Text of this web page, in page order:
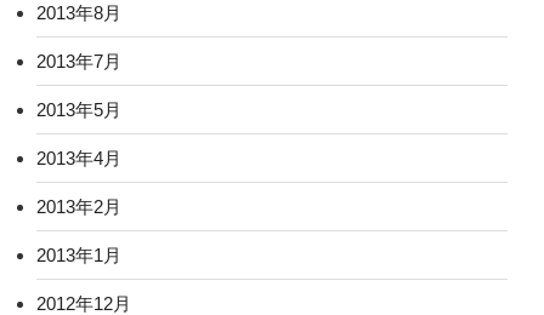
2013年8月
2013年7月
2013年5月
2013年4月
2013年2月
2013年1月
2012年12月